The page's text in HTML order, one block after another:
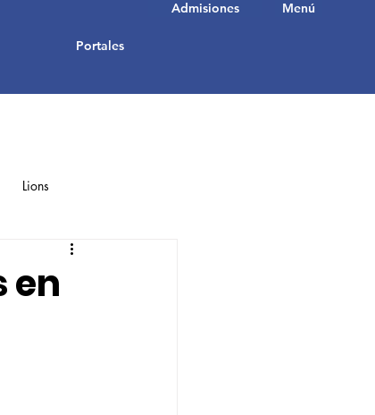
Portales
Menú
Admisiones
Lions
Student Achievements
en